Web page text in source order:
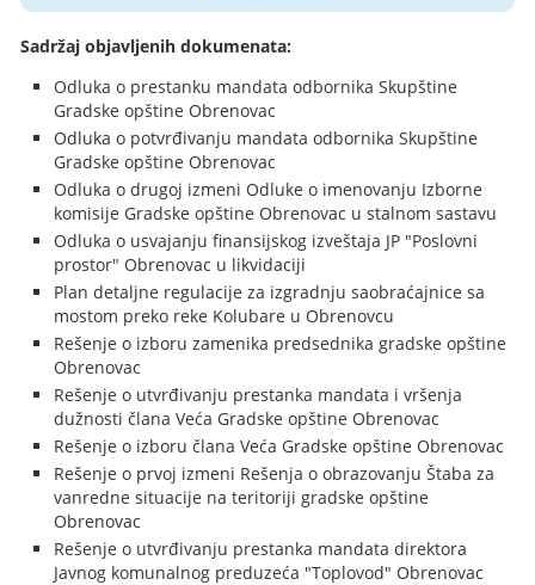
Sadržaj objavljenih dokumenata:
Odluka o prestanku mandata odbornika Skupštine
Gradske opštine Obrenovac
Odluka o potvrđivanju mandata odbornika Skupštine
Gradske opštine Obrenovac
Odluka o drugoj izmeni Odluke o imenovanju Izborne
komisije Gradske opštine Obrenovac u stalnom sastavu
Odluka o usvajanju finansijskog izveštaja JP "Poslovni
prostor" Obrenovac u likvidaciji
Plan detaljne regulacije za izgradnju saobraćajnice sa
mostom preko reke Kolubare u Obrenovcu
Rešenje o izboru zamenika predsednika gradske opštine
Obrenovac
Rešenje o utvrđivanju prestanka mandata i vršenja
dužnosti člana Veća Gradske opštine Obrenovac
Rešenje o izboru člana Veća Gradske opštine Obrenovac
Rešenje o prvoj izmeni Rešenja o obrazovanju Štaba za
vanredne situacije na teritoriji gradske opštine
Obrenovac
Rešenje o utvrđivanju prestanka mandata direktora
Javnog komunalnog preduzeća "Toplovod" Obrenovac